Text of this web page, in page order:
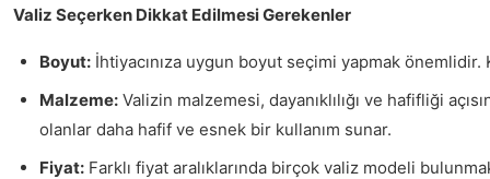
Valiz Seçerken Dikkat Edilmesi Gerekenler
Boyut: İhtiyacınıza uygun boyut seçimi yapmak
Malzeme: Valizin malzemesi, dayanıklılığı ve hafifliği
olanlar daha hafif ve esnek bir kullanım sunar.
Fiyat: Farklı fiyat aralıklarında birçok valiz modeli